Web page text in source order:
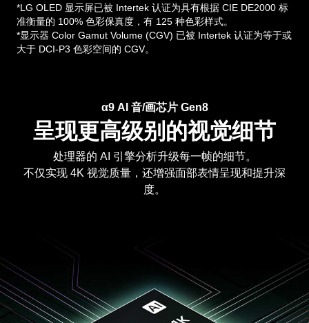
*LG OLED 显示屏已被 Intertek 认证为具有根据 CIE DE2000 标
准衡量的 100% 色彩保真度，有 125 种色彩样式。
*显示器 Color Gamut Volume (CGV) 已被 Intertek 认证为等于或
大于 DCI-P3 色彩空间的 CGV。
α9 AI 音/画芯片 Gen8
呈现更高级别的视觉细节
处理器的 AI 引擎分析升级每一帧的细节。
不仅实现 4K 视觉质量，还增强面部表情呈现和提升深
度。